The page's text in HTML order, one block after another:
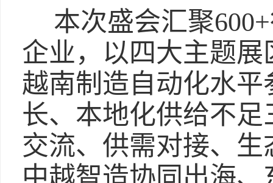
本次盛会汇聚
企业，以四大主题
越南制造自动化水
长、本地化供给不
交流、供需对接、